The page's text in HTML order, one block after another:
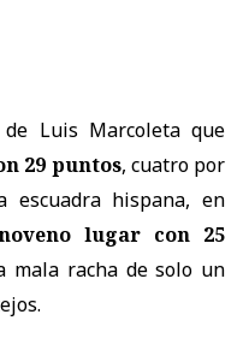
Luis Marcoleta que
29 puntos, cuatro por
escuadra hispana, en
lugar con 25
mala racha de solo un